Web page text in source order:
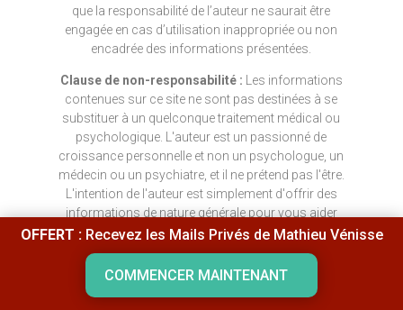
que la responsabilité de l’auteur ne saurait être
engagée en cas d’utilisation inappropriée ou non
encadrée des informations présentées.
Clause de non-responsabilité : Les informations
contenues sur ce site ne sont pas destinées à se
substituer à un quelconque traitement médical ou
psychologique. L'auteur est un passionné de
croissance personnelle et non un psychologue, un
médecin ou un psychiatre, et il ne prétend pas l'être.
L'intention de l'auteur est simplement d'offrir des
informations de nature générale pour vous aider
dans votre quête de bien-être physique, émotionnel
et spirituel. Si vous utilisez les informations de ce
site pour vous-même, ce qui est votre droit, l'auteur
n'assume aucune responsabilité pour vos actions.
OFFERT :Recevez les Mails Privés de Mathieu Vénisse
COMMENCER MAINTENANT